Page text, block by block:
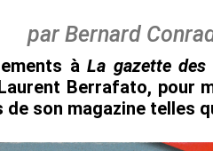
par Bernard
àLa gazette des
Berrafato, pour
de son magazine telles